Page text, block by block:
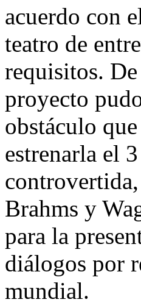
acuerdo con
teatro de
requisitos.
proyecto
obstáculo
estrenarla el
Brahms y
para la
diálogos por
mundial.